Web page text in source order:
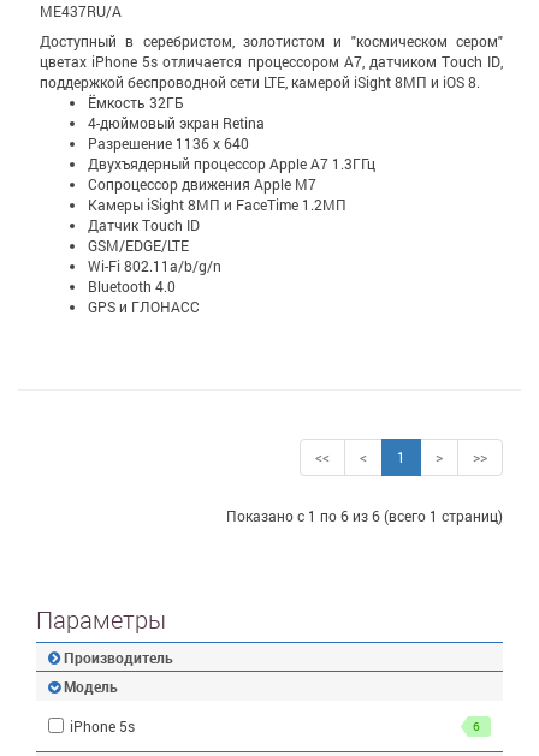
ME437RU/A
Доступный в серебристом, золотистом и "космическом сером"
цветах iPhone 5s отличается процессором A7, датчиком Touch ID,
поддержкой беспроводной сети LTE, камерой iSight 8МП и iOS 8.
Ёмкость 32ГБ
4-дюймовый экран Retina
Разрешение 1136 x 640
Двухъядерный процессор Apple A7 1.3ГГц
Сопроцессор движения Apple M7
Камеры iSight 8МП и FaceTime 1.2МП
Датчик Touch ID
GSM/EDGE/LTE
Wi-Fi 802.11a/b/g/n
Bluetooth 4.0
GPS и ГЛОНАСС
<< < 1 > >>
Показано с 1 по 6 из 6 (всего 1 страниц)
Параметры
Производитель
Модель
iPhone 5s 6